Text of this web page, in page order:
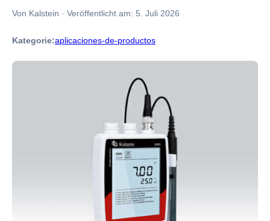
Von Kalstein · Veröffentlicht am: 5. Juli 2026
Kategorie:aplicaciones-de-productos